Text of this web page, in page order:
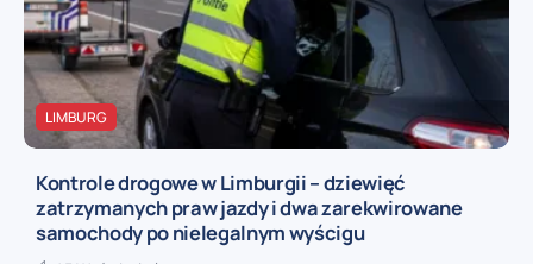
LIMBURG
Kontrole drogowe w Limburgii – dziewięć
zatrzymanych praw jazdy i dwa zarekwirowane
samochody po nielegalnym wyścigu